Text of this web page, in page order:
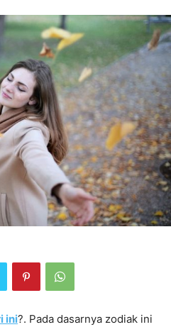
ini?. Pada dasarnya zodiak ini